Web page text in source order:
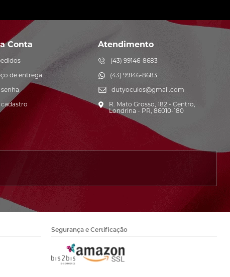
Conta
de entrega
Atendimento
(43) 99146-8683
(43) 99146-8683
dutyoculos@gmail.com
R. Mato Grosso, 182 - Centro,
Londrina - PR, 86010-180
Segurança e Certificação